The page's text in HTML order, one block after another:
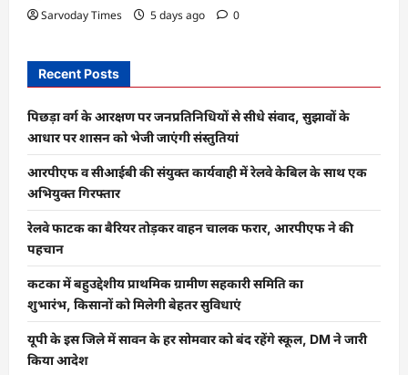
Sarvoday Times 5 days ago 0
Recent Posts
पिछड़ा वर्ग के आरक्षण पर जनप्रतिनिधियों से सीधे संवाद, सुझावों के
आधार पर शासन को भेजी जाएंगी संस्तुतियां
आरपीएफ व सीआईबी की संयुक्त कार्यवाही में रेलवे केबिल के साथ एक
अभियुक्त गिरफ्तार
रेलवे फाटक का बैरियर तोड़कर वाहन चालक फरार, आरपीएफ ने की
पहचान
कटका में बहुउद्देशीय प्राथमिक ग्रामीण सहकारी समिति का
शुभारंभ, किसानों को मिलेगी बेहतर सुविधाएं
यूपी के इस जिले में सावन के हर सोमवार को बंद रहेंगे स्कूल, DM ने जारी
किया आदेश